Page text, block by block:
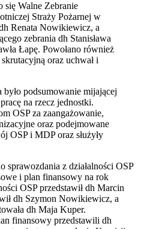
się Walne Zebranie
Straży Pożarnej w
Renata Nowikiewicz, a
zebrania dh Stanisława
Łapę. Powołano również
oraz uchwał i
podsumowanie mijającej
na rzecz jednostki.
OSP za zaangażowanie,
oraz podejmowane
OSP i MDP oraz służyły
sprawozdania z działalności OSP
i plan finansowy na rok
OSP przedstawił dh Marcin
dh Szymon Nowikiewicz, a
dh Maja Kuper.
finansowy przedstawili dh